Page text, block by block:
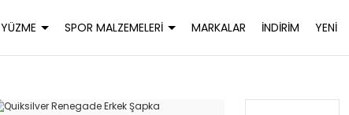
YÜZME SPOR MALZEMELERİ MARKALAR İNDİRİM YENİ